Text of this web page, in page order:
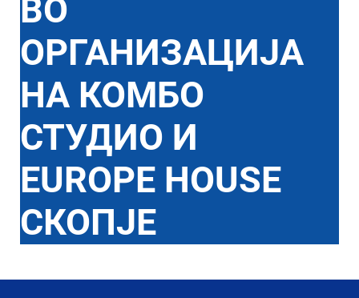
ВО
ОРГАНИЗАЦИЈА
НА КОМБО
СТУДИО И
EUROPE HOUSE
СКОПЈЕ